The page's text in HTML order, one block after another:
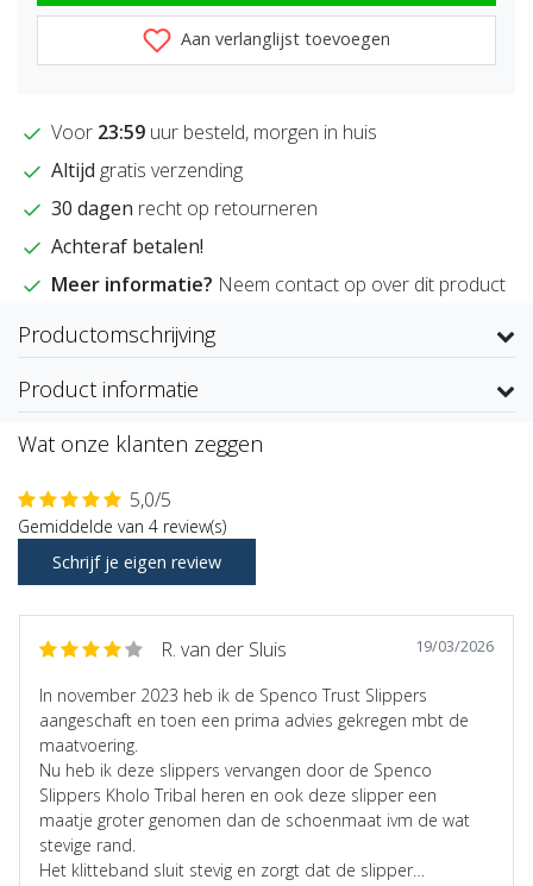
Aan verlanglijst toevoegen
Voor 23:59 uur besteld, morgen in huis
Altijd gratis verzending
30 dagen recht op retourneren
Achteraf betalen!
Meer informatie? Neem contact op over dit product
Productomschrijving
Product informatie
Wat onze klanten zeggen
5,0/5
Gemiddelde van 4 review(s)
Schrijf je eigen review
R. van der Sluis 19/03/2026
In november 2023 heb ik de Spenco Trust Slippers
aangeschaft en toen een prima advies gekregen mbt de
maatvoering.
Nu heb ik deze slippers vervangen door de Spenco
Slippers Kholo Tribal heren en ook deze slipper een
maatje groter genomen dan de schoenmaat ivm de wat
stevige rand.
Het klitteband sluit stevig en zorgt dat de slipper